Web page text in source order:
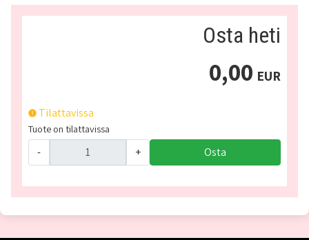
Osta heti
0,00 EUR
Tilattavissa
Tuote on tilattavissa
- + Osta